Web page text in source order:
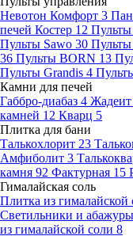
Невотон Комфорт 3
печей Костер 12
Пульты Sawo 30
36 Пульты BORN 13
Пульты Grandis 4
Камни для печей
Габбро-диабаз 4 Жадеит
камней 12 Кварц 5
Плитка для бани
Талькохлорит 23
Амфиболит 3
камня 92 Фактурная 15
Гималайская соль
Плитка из гималайской
Светильники и
из гималайской соли 8